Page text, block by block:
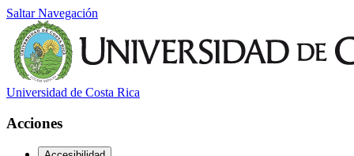
Saltar Navegación
Universidad de Costa Rica
Acciones